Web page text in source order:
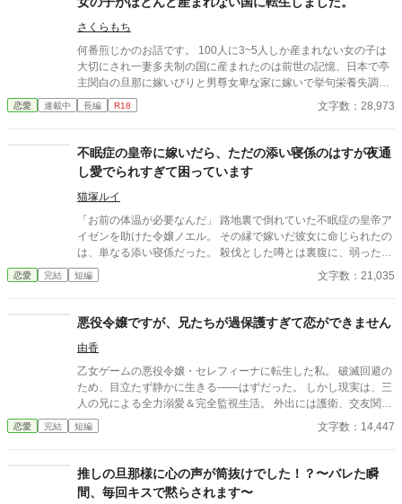
さくらもち
何番煎じかのお話です。 100人に3~5人しか産まれない女の子は
大切にされ一妻多夫制の国に産まれたのは前世の記憶、日本で亭
主関白の旦那に嫁いびりと男尊女卑な家に嫁いで挙句栄養失調と
過労死と言う令和になってもまだ昭和な家庭！でありえない最後
を迎えてしまった清水 理央、享年44歳 そんな彼女を不憫に思っ
恋愛 連載中 長編 R18 文字数：28,973
不眠症の皇帝に嫁いだら、ただの添い寝係のはすが夜通
し愛でられすぎて困っています
猫塚ルイ
「お前の体温が必要なんだ」 路地裏で倒れていた不眠症の皇帝ア
イゼンを助けた令嬢ノエル。 その縁で嫁いだ彼女に命じられたの
は、単なる添い寝係だった。 殺伐とした噂とは裏腹に、弱った彼
を放っておけないノエルは全力で癒やそうと無自覚に懐く。 純粋
すぎる笑顔にアイゼンの理性は崩壊寸前 期限は不眠症が治るま
恋愛 完結 短編 文字数：21,035
悪役令嬢ですが、兄たちが過保護すぎて恋ができません
由香
乙女ゲームの悪役令嬢・セレフィーナに転生した私。 破滅回避の
ため、目立たず静かに生きる――はずだった。 しかし現実は、三
人の兄による全力溺愛＆完全監視生活。 外出には護衛、交友関係
は管理制、笑顔すら規制対象！？ さらに兄の親友である最強騎
士・カインが護衛として加わり、 静かで誠実な優しさに、次第に
想いの先で待っていたのは、 断罪も修羅場もない、安心で騒がし
い未来だった――。
恋愛 完結 短編 文字数：14,447
推しの旦那様に心の声が筒抜けでした！？〜バレた瞬
間、毎回キスで黙らされます〜